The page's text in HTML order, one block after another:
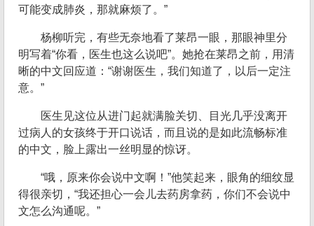
可能变成肺炎，那就麻烦了。”
杨柳听完，有些无奈地看了莱昂一眼，那眼神里分
明写着“你看，医生也这么说吧”。她抢在莱昂之前，用清
晰的中文回应道：“谢谢医生，我们知道了，以后一定注
意。”
医生见这位从进门起就满脸关切、目光几乎没离开
过病人的女孩终于开口说话，而且说的是如此流畅标准
的中文，脸上露出一丝明显的惊讶。
“哦，原来你会说中文啊！”他笑起来，眼角的细纹显
得很亲切，“我还担心一会儿去药房拿药，你们不会说中
文怎么沟通呢。”